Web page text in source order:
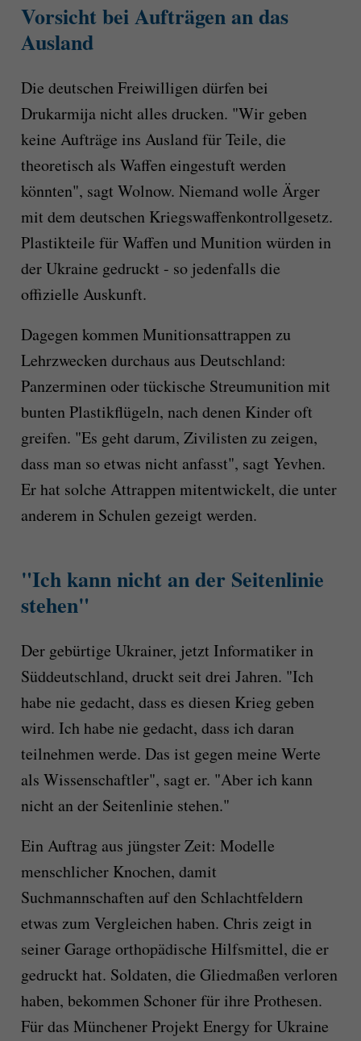
Vorsicht bei Aufträgen an das
Ausland
Die deutschen Freiwilligen dürfen bei
Drukarmija nicht alles drucken. "Wir geben
keine Aufträge ins Ausland für Teile, die
theoretisch als Waffen eingestuft werden
könnten", sagt Wolnow. Niemand wolle Ärger
mit dem deutschen Kriegswaffenkontrollgesetz.
Plastikteile für Waffen und Munition würden in
der Ukraine gedruckt - so jedenfalls die
offizielle Auskunft.
Dagegen kommen Munitionsattrappen zu
Lehrzwecken durchaus aus Deutschland:
Panzerminen oder tückische Streumunition mit
bunten Plastikflügeln, nach denen Kinder oft
greifen. "Es geht darum, Zivilisten zu zeigen,
dass man so etwas nicht anfasst", sagt Yevhen.
Er hat solche Attrappen mitentwickelt, die unter
anderem in Schulen gezeigt werden.
"Ich kann nicht an der Seitenlinie
stehen"
Der gebürtige Ukrainer, jetzt Informatiker in
Süddeutschland, druckt seit drei Jahren. "Ich
habe nie gedacht, dass es diesen Krieg geben
wird. Ich habe nie gedacht, dass ich daran
teilnehmen werde. Das ist gegen meine Werte
als Wissenschaftler", sagt er. "Aber ich kann
nicht an der Seitenlinie stehen."
Ein Auftrag aus jüngster Zeit: Modelle
menschlicher Knochen, damit
Suchmannschaften auf den Schlachtfeldern
etwas zum Vergleichen haben. Chris zeigt in
seiner Garage orthopädische Hilfsmittel, die er
gedruckt hat. Soldaten, die Gliedmaßen verloren
haben, bekommen Schoner für ihre Prothesen.
Für das Münchener Projekt Energy for Ukraine